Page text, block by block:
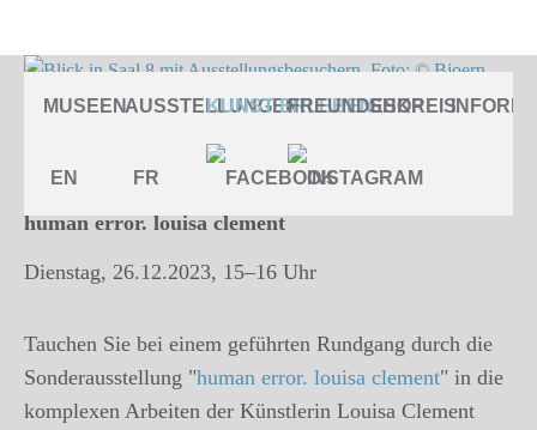
MUSEENAUSSTELLUNGEN
KUNST ERLEBEN
FREUNDESKREIS
SHOP
EN FR
human error. louisa clement
Öffentliche Führung
human error. louisa clement
Dienstag, 26.12.2023, 15–16 Uhr
Tauchen Sie bei einem geführten Rundgang durch die
Sonderausstellung "human error. louisa clement" in die
komplexen Arbeiten der Künstlerin Louisa Clement